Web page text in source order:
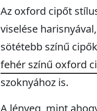
Az oxford cipőt
viselése
sötétebb színű
fehér színű oxford
szoknyához is.